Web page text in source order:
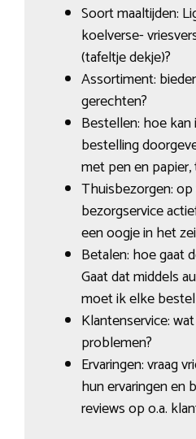
Soort maaltijden:
koelverse-
(tafeltje dekje)?
Assortiment:
gerechten?
Bestellen: hoe
bestelling
met pen en
Thuisbezorgen:
bezorgservice
een oogje in het
Betalen: hoe gaat
Gaat dat middels
moet ik elke
Klantenservice:
problemen?
Ervaringen: vraag
hun ervaringen en
reviews op o.a.